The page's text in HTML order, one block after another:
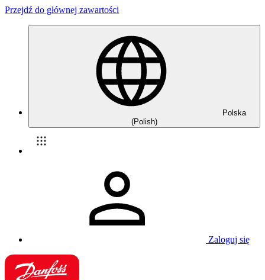
Przejdź do głównej zawartości
Polska
(Polish)
Zaloguj się